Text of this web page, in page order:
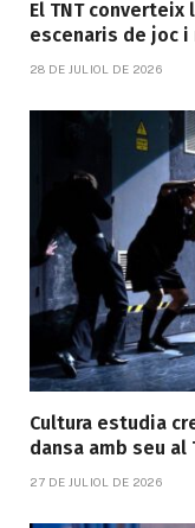
El TNT converteix
escenaris de joc
28 DE JULIOL DE 2026
Cultura estudia
dansa amb seu al
27 DE JULIOL DE 2026